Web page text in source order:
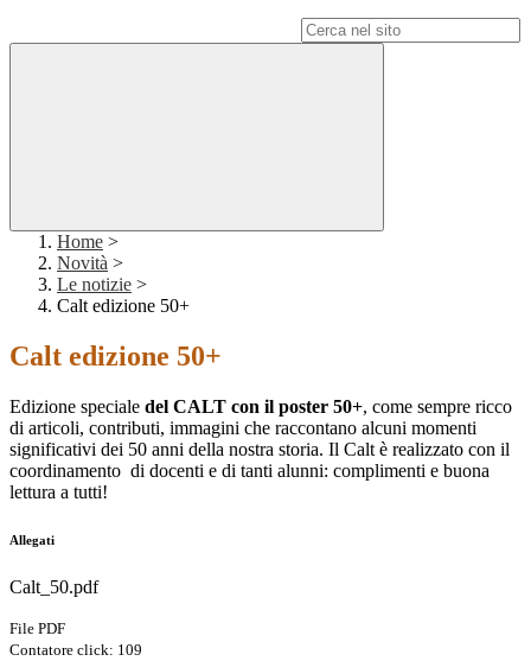
Home >
Novità >
Le notizie >
Calt edizione 50+
Calt edizione 50+
Edizione speciale del CALT con il poster 50+, come sempre ricco
di articoli, contributi, immagini che raccontano alcuni momenti
significativi dei 50 anni della nostra storia. Il Calt è realizzato con il
coordinamento di docenti e di tanti alunni: complimenti e buona
lettura a tutti!
Allegati
Calt_50.pdf
File PDF
Contatore click: 109